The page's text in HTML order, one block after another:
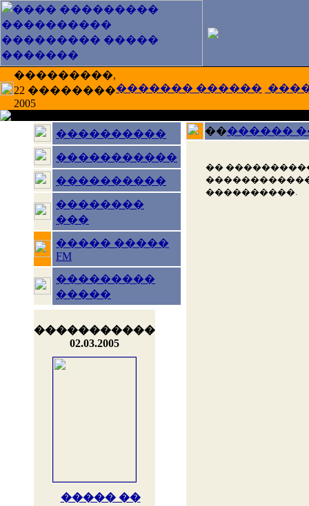
���������,
22 ��������
2005
������� ������
����������
�����������
����������
��������
���
����� �����
FM
���������
�����
�����������
02.03.2005
����� ��
��������
��
����������.